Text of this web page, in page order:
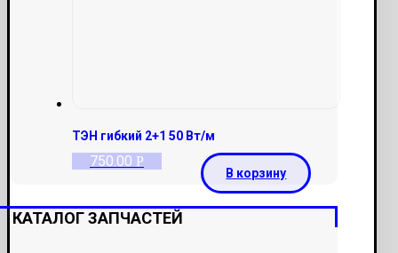
ТЭН гибкий 2+1 50 Вт/м
750.00 Р
В корзину
КАТАЛОГ ЗАПЧАСТЕЙ